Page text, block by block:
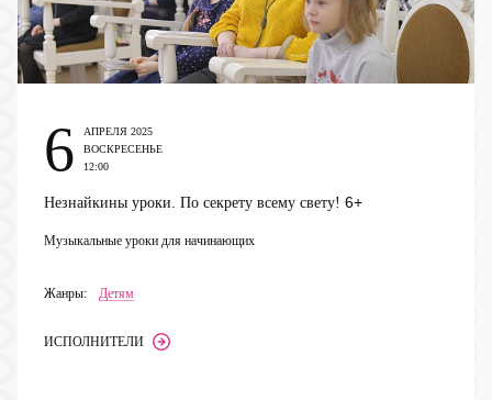
6
АПРЕЛЯ 2025
ВОСКРЕСЕНЬЕ
12:00
Незнайкины уроки. По секрету всему свету! 6+
Музыкальные уроки для начинающих
Жанры: Детям
ИСПОЛНИТЕЛИ